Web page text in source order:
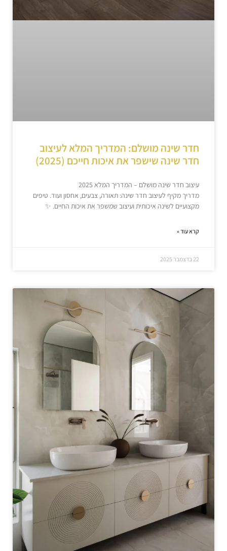
חדר שינה מושלם: המדריך המלא לעיצוב
חדר שינה שישפר את איכות חייכם (2025)
עיצוב חדר שינה מושלם – המדריך המלא 2025
מדריך מקיף לעיצוב חדר שינה: תאורה, צבעים, אחסון ועוד. טיפים
מקצועיים לשינה איכותית ועיצוב שמשפר את איכות החיים. ✨
קרא עוד »
22 בדצמבר 2025